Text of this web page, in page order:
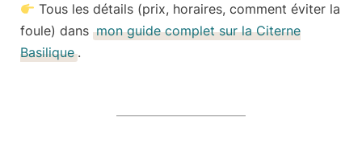
Tous les détails (prix, horaires, comment éviter la
foule) dans mon guide complet sur la Citerne
Basilique .